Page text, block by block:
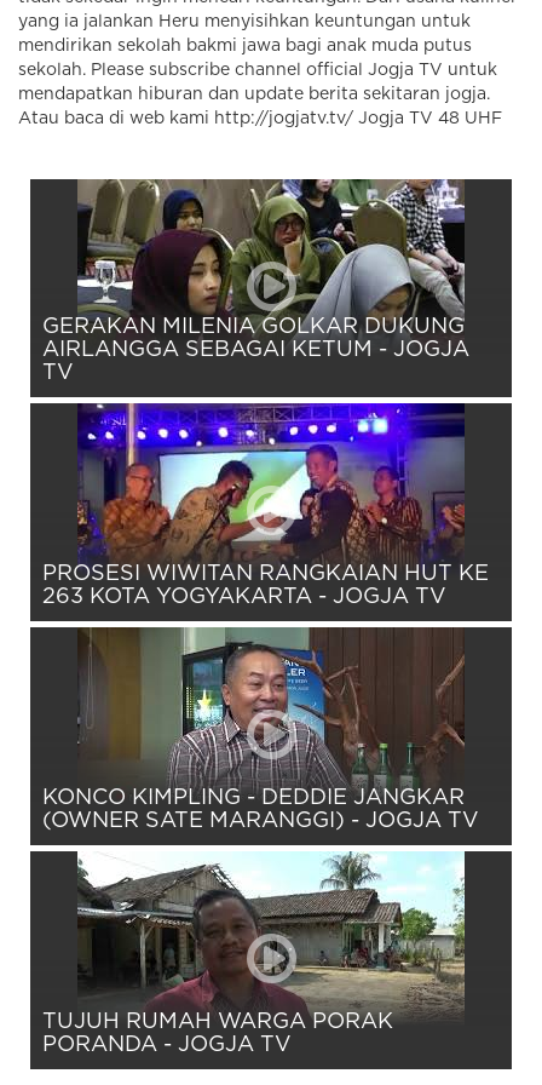
yang ia jalankan Heru menyisihkan keuntungan untuk
mendirikan sekolah bakmi jawa bagi anak muda putus
sekolah. Please subscribe channel official Jogja TV untuk
mendapatkan hiburan dan update berita sekitaran jogja.
Atau baca di web kami http://jogjatv.tv/ Jogja TV 48 UHF
GERAKAN MILENIA GOLKAR DUKUNG
AIRLANGGA SEBAGAI KETUM - JOGJA
TV
PROSESI WIWITAN RANGKAIAN HUT KE
263 KOTA YOGYAKARTA - JOGJA TV
KONCO KIMPLING - DEDDIE JANGKAR
(OWNER SATE MARANGGI) - JOGJA TV
TUJUH RUMAH WARGA PORAK
PORANDA - JOGJA TV